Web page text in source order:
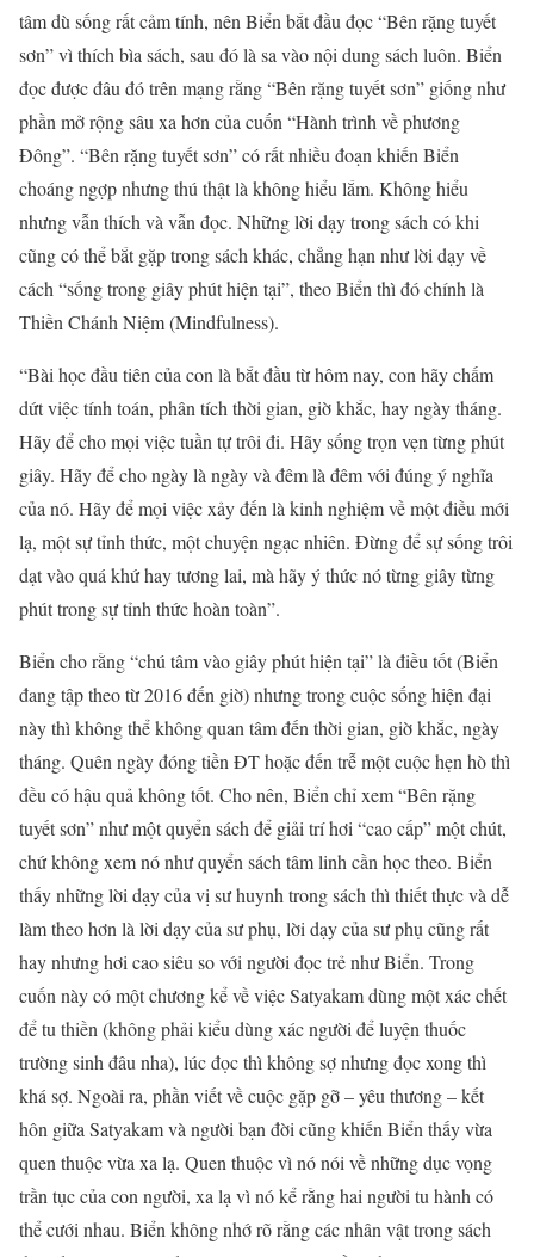
tâm dù sống rất cảm tính, nên Biển bắt đầu đọc “Bên rặng tuyết
sơn” vì thích bìa sách, sau đó là sa vào nội dung sách luôn. Biển
đọc được đâu đó trên mạng rằng “Bên rặng tuyết sơn” giống như
phần mở rộng sâu xa hơn của cuốn “Hành trình về phương
Đông”. “Bên rặng tuyết sơn” có rất nhiều đoạn khiến Biển
choáng ngợp nhưng thú thật là không hiểu lắm. Không hiểu
nhưng vẫn thích và vẫn đọc. Những lời dạy trong sách có khi
cũng có thể bắt gặp trong sách khác, chẳng hạn như lời dạy về
cách “sống trong giây phút hiện tại”, theo Biển thì đó chính là
Thiền Chánh Niệm (Mindfulness).
“Bài học đầu tiên của con là bắt đầu từ hôm nay, con hãy chấm
dứt việc tính toán, phân tích thời gian, giờ khắc, hay ngày tháng.
Hãy để cho mọi việc tuần tự trôi đi. Hãy sống trọn vẹn từng phút
giây. Hãy để cho ngày là ngày và đêm là đêm với đúng ý nghĩa
của nó. Hãy để mọi việc xảy đến là kinh nghiệm về một điều mới
lạ, một sự tỉnh thức, một chuyện ngạc nhiên. Đừng để sự sống trôi
dạt vào quá khứ hay tương lai, mà hãy ý thức nó từng giây từng
phút trong sự tỉnh thức hoàn toàn”.
Biển cho rằng “chú tâm vào giây phút hiện tại” là điều tốt (Biển
đang tập theo từ 2016 đến giờ) nhưng trong cuộc sống hiện đại
này thì không thể không quan tâm đến thời gian, giờ khắc, ngày
tháng. Quên ngày đóng tiền ĐT hoặc đến trễ một cuộc hẹn hò thì
đều có hậu quả không tốt. Cho nên, Biển chỉ xem “Bên rặng
tuyết sơn” như một quyển sách để giải trí hơi “cao cấp” một chút,
chứ không xem nó như quyển sách tâm linh cần học theo. Biển
thấy những lời dạy của vị sư huynh trong sách thì thiết thực và dễ
làm theo hơn là lời dạy của sư phụ, lời dạy của sư phụ cũng rất
hay nhưng hơi cao siêu so với người đọc trẻ như Biển. Trong
cuốn này có một chương kể về việc Satyakam dùng một xác chết
để tu thiền (không phải kiểu dùng xác người để luyện thuốc
trường sinh đâu nha), lúc đọc thì không sợ nhưng đọc xong thì
khá sợ. Ngoài ra, phần viết về cuộc gặp gỡ – yêu thương – kết
hôn giữa Satyakam và người bạn đời cũng khiến Biển thấy vừa
quen thuộc vừa xa lạ. Quen thuộc vì nó nói về những dục vọng
trần tục của con người, xa lạ vì nó kể rằng hai người tu hành có
thể cưới nhau. Biển không nhớ rõ rằng các nhân vật trong sách